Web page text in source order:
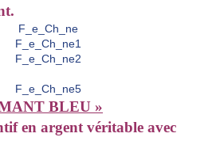
BLEU »
en argent véritable avec